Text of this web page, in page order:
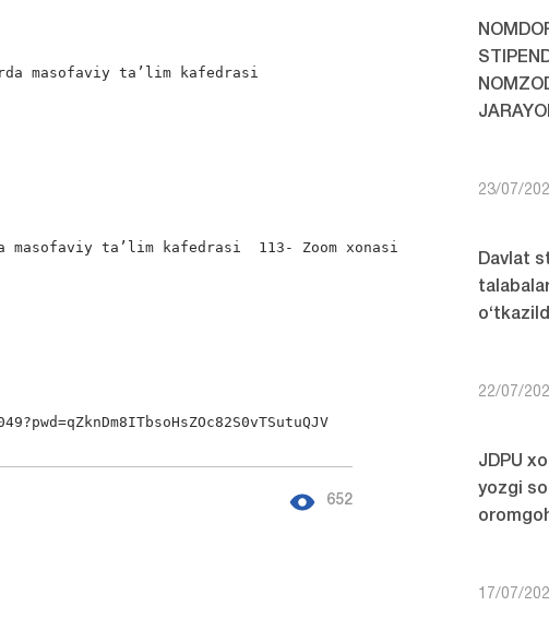
masofaviy ta’lim kafedrasi
ta’lim kafedrasi 113- Zoom xonasi
652
23/07/
Davlat
o‘tkazildi
22/07/
JDPU
yozgi
17/07/